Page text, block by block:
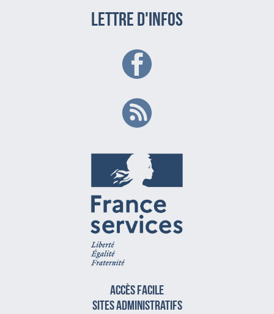
LETTRE D'INFOS
Accès facile
sites administratifs